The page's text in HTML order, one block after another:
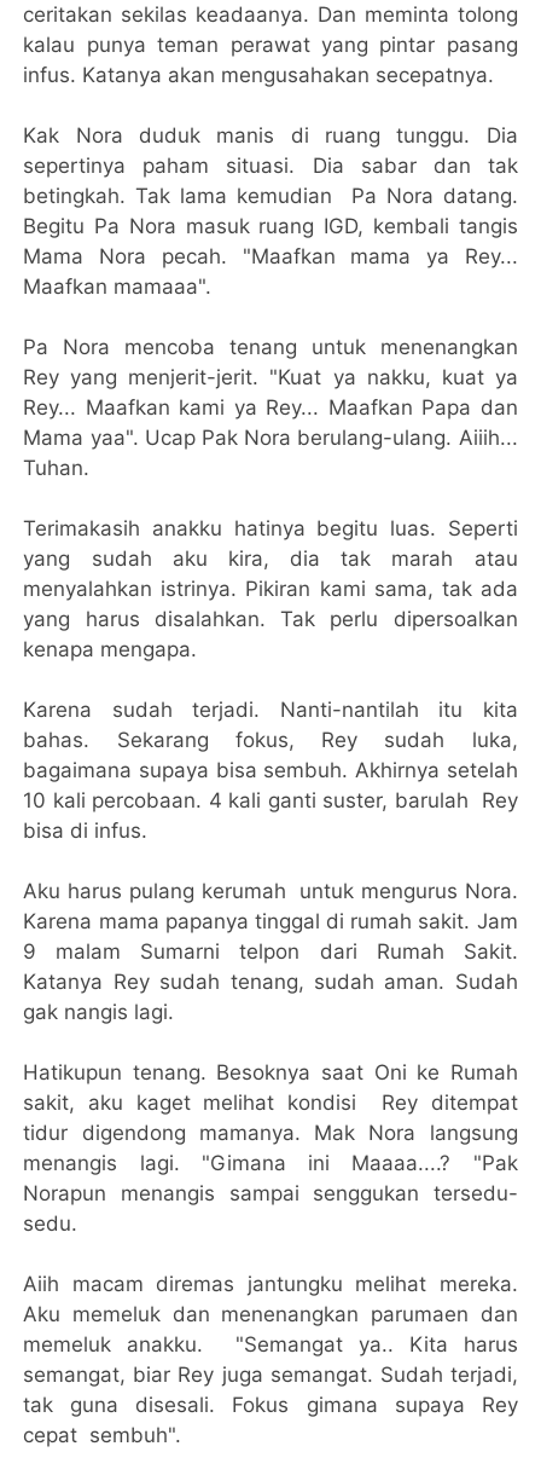
ceritakan sekilas keadaanya. Dan meminta tolong
kalau punya teman perawat yang pintar pasang
infus. Katanya akan mengusahakan secepatnya.
Kak Nora duduk manis di ruang tunggu. Dia
sepertinya paham situasi. Dia sabar dan tak
betingkah. Tak lama kemudian Pa Nora datang.
Begitu Pa Nora masuk ruang IGD, kembali tangis
Mama Nora pecah. "Maafkan mama ya Rey...
Maafkan mamaaa".
Pa Nora mencoba tenang untuk menenangkan
Rey yang menjerit-jerit. "Kuat ya nakku, kuat ya
Rey... Maafkan kami ya Rey... Maafkan Papa dan
Mama yaa". Ucap Pak Nora berulang-ulang. Aiiih...
Tuhan.
Terimakasih anakku hatinya begitu luas. Seperti
yang sudah aku kira, dia tak marah atau
menyalahkan istrinya. Pikiran kami sama, tak ada
yang harus disalahkan. Tak perlu dipersoalkan
kenapa mengapa.
Karena sudah terjadi. Nanti-nantilah itu kita
bahas. Sekarang fokus, Rey sudah luka,
bagaimana supaya bisa sembuh. Akhirnya setelah
10 kali percobaan. 4 kali ganti suster, barulah Rey
bisa di infus.
Aku harus pulang kerumah untuk mengurus Nora.
Karena mama papanya tinggal di rumah sakit. Jam
9 malam Sumarni telpon dari Rumah Sakit.
Katanya Rey sudah tenang, sudah aman. Sudah
gak nangis lagi.
Hatikupun tenang. Besoknya saat Oni ke Rumah
sakit, aku kaget melihat kondisi Rey ditempat
tidur digendong mamanya. Mak Nora langsung
menangis lagi. "Gimana ini Maaaa....? "Pak
Norapun menangis sampai senggukan tersedu-
sedu.
Aiih macam diremas jantungku melihat mereka.
Aku memeluk dan menenangkan parumaen dan
memeluk anakku. "Semangat ya.. Kita harus
semangat, biar Rey juga semangat. Sudah terjadi,
tak guna disesali. Fokus gimana supaya Rey
cepat sembuh".